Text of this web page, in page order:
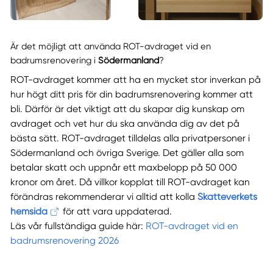
Är det möjligt att använda ROT-avdraget vid en
badrumsrenovering i Södermanland?
ROT-avdraget kommer att ha en mycket stor inverkan på
hur högt ditt pris för din badrumsrenovering kommer att
bli. Därför är det viktigt att du skapar dig kunskap om
avdraget och vet hur du ska använda dig av det på
bästa sätt. ROT-avdraget tilldelas alla privatpersoner i
Södermanland och övriga Sverige. Det gäller alla som
betalar skatt och uppnår ett maxbelopp på 50 000
kronor om året. Då villkor kopplat till ROT-avdraget kan
förändras rekommenderar vi alltid att kolla Skatteverkets
hemsida
för att vara uppdaterad.
Läs vår fullständiga guide här: ROT-avdraget vid en
badrumsrenovering 2026